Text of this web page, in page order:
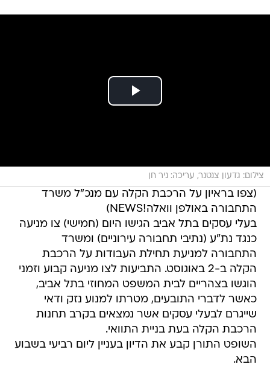
צילום: גדעון צנטנר, עריכה: ניר חן
(צפו בראיון על הרכבת הקלה עם מנכ"ל משרד
התחבורה באולפן וואלה!NEWS)
בעלי עסקים בתל אביב הגישו היום (חמישי) צו מניעה
כנגד נת"ע (נתיבי תחבורה עירוניים) ומשרד
התחבורה למניעת תחילת העבודות על הרכבת
הקלה ב-2 באוגוסט. התביעות לצו מניעה קבוע וזמני
הוגשו בצהריים לבית המשפט המחוזי בתל אביב,
כאשר לדברי התובעים, מטרתו למנוע נזק ודאי
שייגרם לבעלי עסקים אשר נמצאים בקרב תחנות
הרכבת הקלה בעת בניית התוואי.
השופט התורן קבע את הדיון בעניין ליום רביעי בשבוע
הבא.